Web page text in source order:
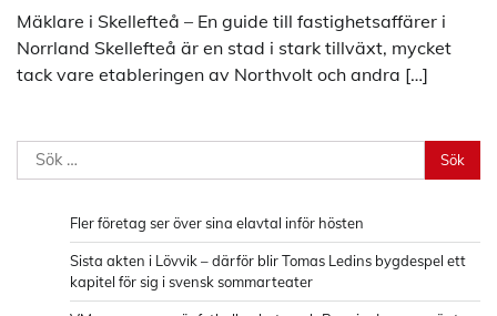
Mäklare i Skellefteå – En guide till fastighetsaffärer i
Norrland Skellefteå är en stad i stark tillväxt, mycket
tack vare etableringen av Northvolt och andra […]
Sök
efter:
Fler företag ser över sina elavtal inför hösten
Sista akten i Lövvik – därför blir Tomas Ledins bygdespel ett
kapitel för sig i svensk sommarteater